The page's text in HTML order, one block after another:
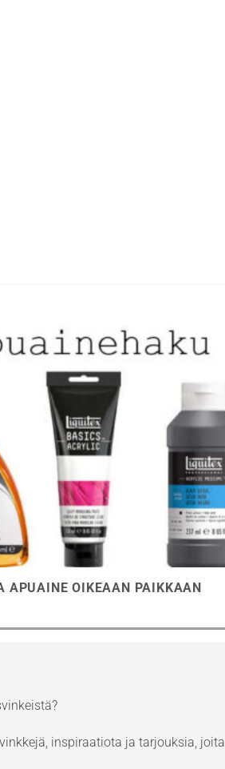
APUAINE OIKEAAN PAIKKAAN
inspiraatiota ja tarjouksia, joita